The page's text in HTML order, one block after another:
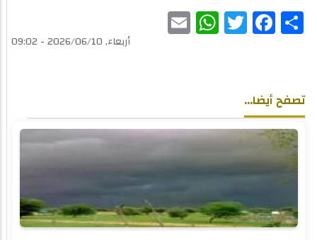
Share
Facebook
Twitter
WhatsAppأربعاء, 2026/06/10 - 09:02
تصفح أيضا...